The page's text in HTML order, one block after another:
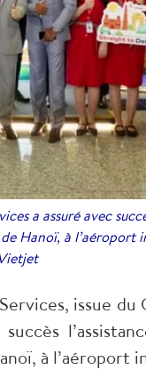
a assuré avec
Hanoï, à l’aéroport
issue
à l’aéroport